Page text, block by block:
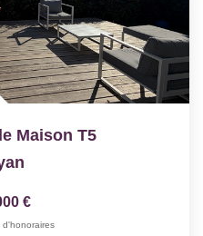
Maison T5
€
d'honoraires